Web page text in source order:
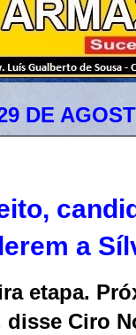
DE
a
etapa.
Ciro